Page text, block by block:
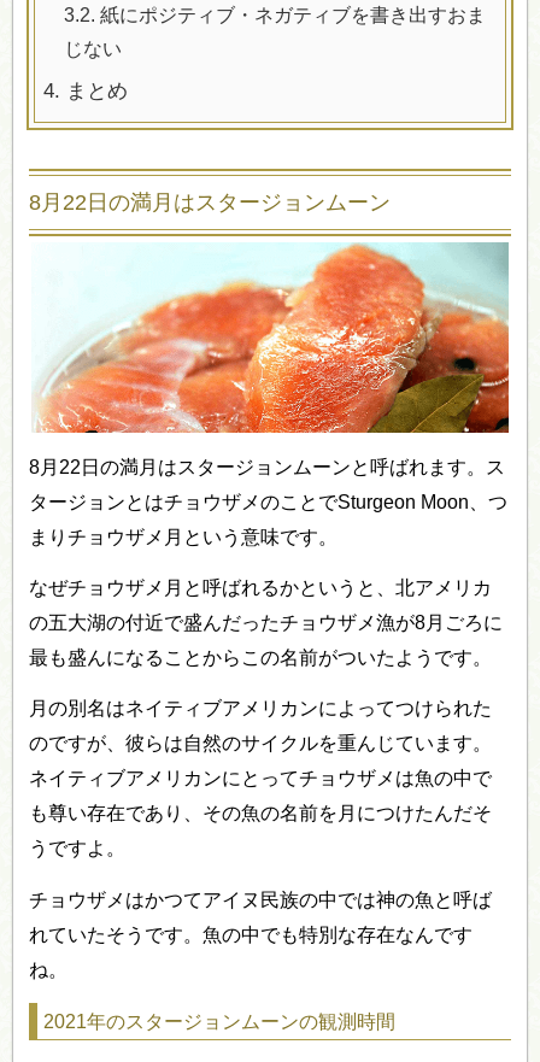
3.2. 紙にポジティブ・ネガティブを書き出すおま
じない
4. まとめ
8月22日の満月はスタージョンムーン
8月22日の満月はスタージョンムーンと呼ばれます。ス
タージョンとはチョウザメのことでSturgeon Moon、つ
まりチョウザメ月という意味です。
なぜチョウザメ月と呼ばれるかというと、北アメリカ
の五大湖の付近で盛んだったチョウザメ漁が8月ごろに
最も盛んになることからこの名前がついたようです。
月の別名はネイティブアメリカンによってつけられた
のですが、彼らは自然のサイクルを重んじています。
ネイティブアメリカンにとってチョウザメは魚の中で
も尊い存在であり、その魚の名前を月につけたんだそ
うですよ。
チョウザメはかつてアイヌ民族の中では神の魚と呼ば
れていたそうです。魚の中でも特別な存在なんです
ね。
2021年のスタージョンムーンの観測時間